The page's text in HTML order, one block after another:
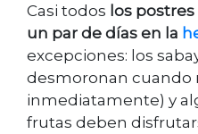
Casi todos los
un par de días en la
excepciones: los
desmoronan cuando
inmediatamente) y
frutas deben